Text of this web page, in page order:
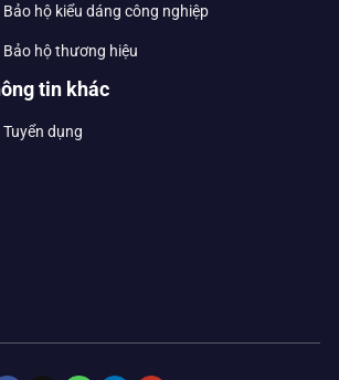
Bảo hộ kiểu dáng công nghiệp
Bảo hộ thương hiệu
tin khác
Tuyển dụng